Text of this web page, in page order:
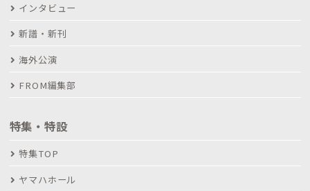
インタビュー
新譜・新刊
海外公演
FROM編集部
特集・特設
特集TOP
ヤマハホール